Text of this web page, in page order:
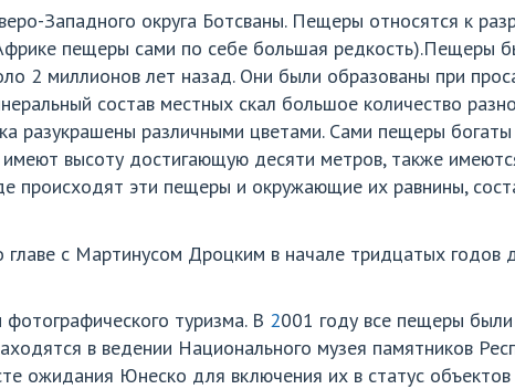
Западного округа Ботсваны. Пещеры относятся к
пещеры сами по себе большая редкость).Пещеры
2 миллионов лет назад. Они были образованы при
состав местных скал большое количество
разукрашены различными цветами. Сами пещеры
высоту достигающую десяти метров, также
происходят эти пещеры и окружающие их равнины,
с Мартинусом Дроцким в начале тридцатых годов
туризма. В 2001 году все пещеры были
в ведении Национального музея памятников
ожидания Юнеско для включения их в статус